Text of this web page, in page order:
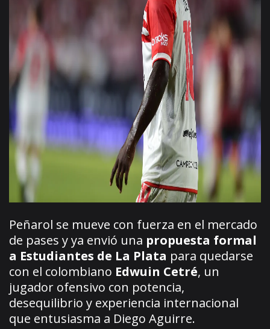
Peñarol se mueve con fuerza en el mercado
de pases y ya envió una propuesta formal
a Estudiantes de La Plata para quedarse
con el colombiano Edwuin Cetré, un
jugador ofensivo con potencia,
desequilibrio y experiencia internacional
que entusiasma a Diego Aguirre.